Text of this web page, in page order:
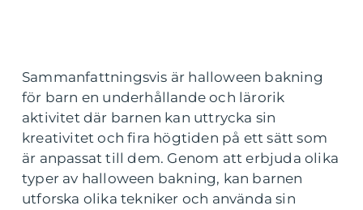
Sammanfattningsvis är halloween bakning
för barn en underhållande och lärorik
aktivitet där barnen kan uttrycka sin
kreativitet och fira högtiden på ett sätt som
är anpassat till dem. Genom att erbjuda olika
typer av halloween bakning, kan barnen
utforska olika tekniker och använda sin